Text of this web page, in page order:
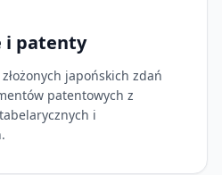
i patenty
japońskich zdań
patentowych z
i